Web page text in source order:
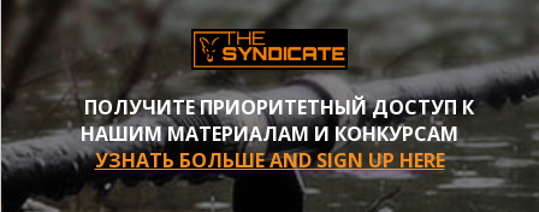
ПОЛУЧИТЕ ПРИОРИТЕТНЫЙ ДОСТУП К
НАШИМ МАТЕРИАЛАМ И КОНКУРСАМ
УЗНАТЬ БОЛЬШЕ AND SIGN UP HERE